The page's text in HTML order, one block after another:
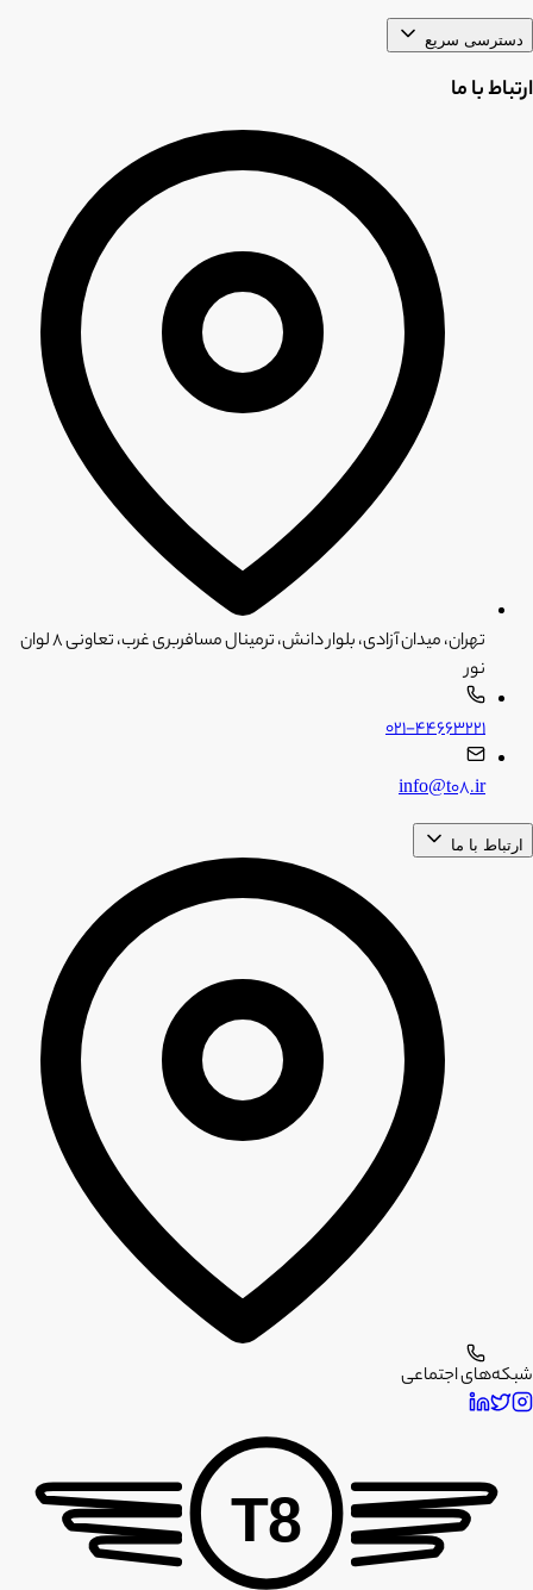
دسترسی سریع
ارتباط با ما
تهران، میدان آزادی، بلوار دانش، ترمینال مسافربری غرب، تعاونی ۸ لوان
نور
۰۲۱-۴۴۶۶۳۲۲۱
info@t08.ir
ارتباط با ما
شبکه‌های اجتماعی
T8